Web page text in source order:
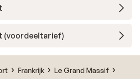
(voordeeltarief)
Frankrijk
Le Grand Massif